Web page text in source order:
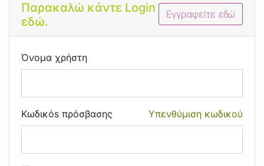
Εγγραφείτε εδώ
Παρακαλώ κάντε Login
εδώ.
Όνομα χρήστη
Υπενθύμιση κωδικού
Κωδικόs πρόσβασης